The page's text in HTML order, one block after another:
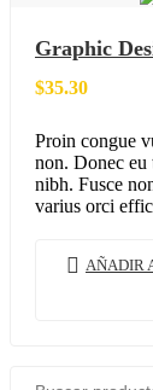
Graphic
$35.30
Proin congue
non. Donec eu
nibh. Fusce
varius orci
AÑADIR